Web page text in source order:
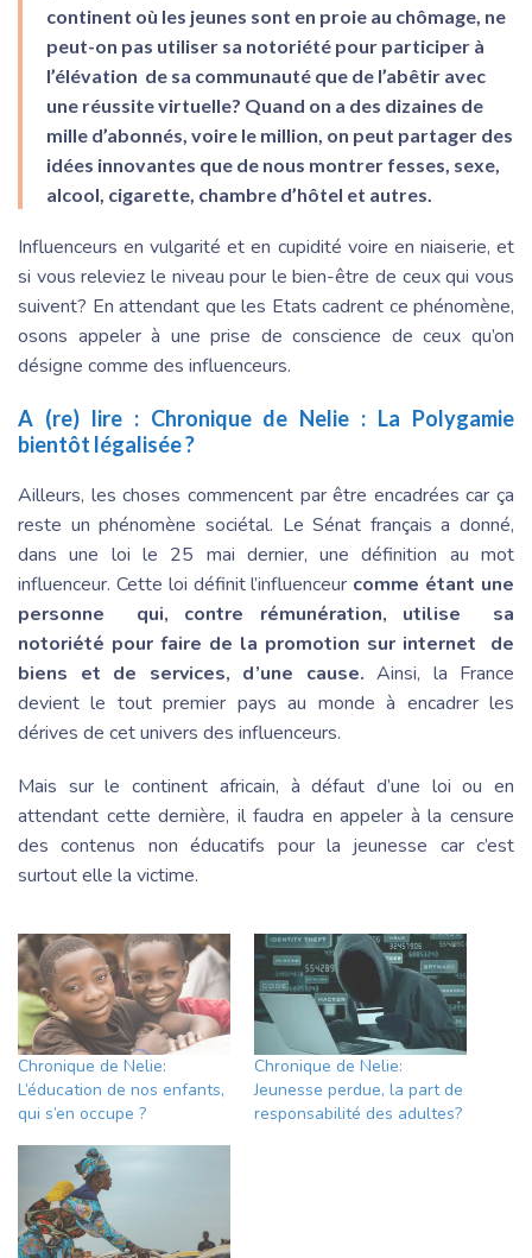
continent où les jeunes sont en proie au chômage, ne
peut-on pas utiliser sa notoriété pour participer à
l’élévation de sa communauté que de l’abêtir avec
une réussite virtuelle? Quand on a des dizaines de
mille d’abonnés, voire le million, on peut partager des
idées innovantes que de nous montrer fesses, sexe,
alcool, cigarette, chambre d’hôtel et autres.
Influenceurs en vulgarité et en cupidité voire en niaiserie, et
si vous releviez le niveau pour le bien-être de ceux qui vous
suivent? En attendant que les Etats cadrent ce phénomène,
osons appeler à une prise de conscience de ceux qu’on
désigne comme des influenceurs.
A (re) lire : Chronique de Nelie : La Polygamie
bientôt légalisée ?
Ailleurs, les choses commencent par être encadrées car ça
reste un phénomène sociétal. Le Sénat français a donné,
dans une loi le 25 mai dernier, une définition au mot
influenceur. Cette loi définit l’influenceur comme étant une
personne qui, contre rémunération, utilise sa
notoriété pour faire de la promotion sur internet de
biens et de services, d’une cause. Ainsi, la France
devient le tout premier pays au monde à encadrer les
dérives de cet univers des influenceurs.
Mais sur le continent africain, à défaut d’une loi ou en
attendant cette dernière, il faudra en appeler à la censure
des contenus non éducatifs pour la jeunesse car c’est
surtout elle la victime.
Chronique de Nelie:
L’éducation de nos enfants,
qui s’en occupe ?
Chronique de Nelie:
Jeunesse perdue, la part de
responsabilité des adultes?